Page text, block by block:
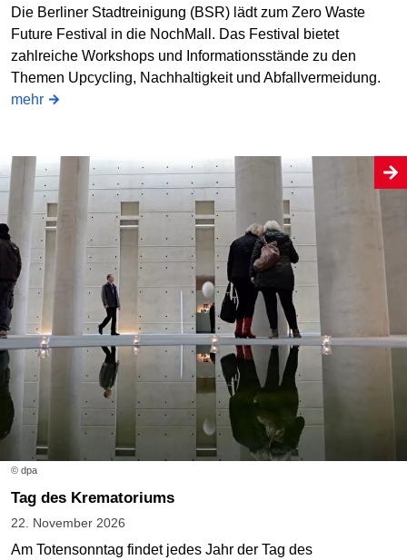
Die Berliner Stadtreinigung (BSR) lädt zum Zero Waste
Future Festival in die NochMall. Das Festival bietet
zahlreiche Workshops und Informationsstände zu den
Themen Upcycling, Nachhaltigkeit und Abfallvermeidung.
mehr
© dpa
Tag des Krematoriums
22. November 2026
Am Totensonntag findet jedes Jahr der Tag des